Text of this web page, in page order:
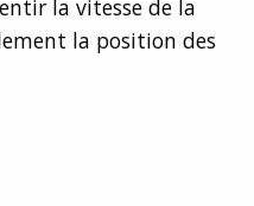
la vitesse de la
la position des